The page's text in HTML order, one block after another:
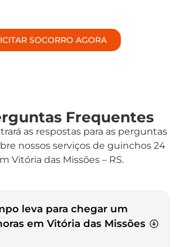
SOCORRO AGORA
Frequentes
as respostas para as perguntas
nossos serviços de guinchos 24
Vitória das Missões – RS.
leva para chegar um
em Vitória das Missões